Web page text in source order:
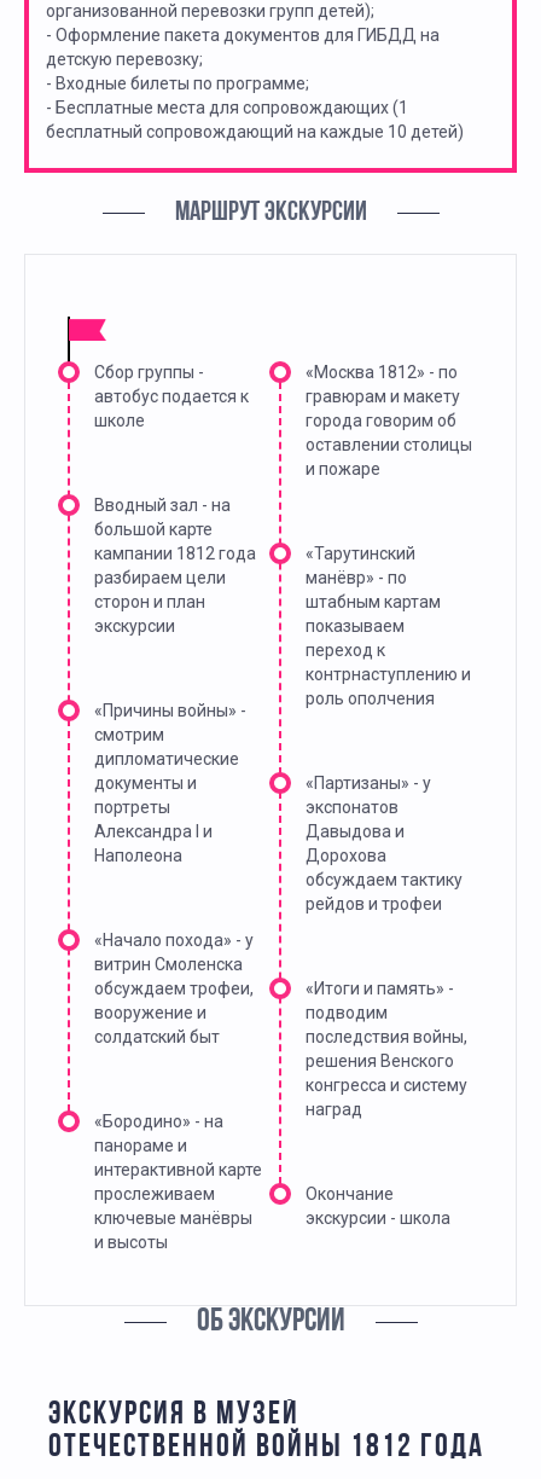
организованной перевозки групп детей);
- Оформление пакета документов для ГИБДД на
детскую перевозку;
- Входные билеты по программе;
- Бесплатные места для сопровождающих (1
бесплатный сопровождающий на каждые 10 детей)
МАРШРУТ ЭКСКУРСИИ
Сбор группы -
автобус подается к
школе
Вводный зал - на
большой карте
кампании 1812 года
разбираем цели
сторон и план
экскурсии
«Причины войны» -
смотрим
дипломатические
документы и
портреты
Александра I и
Наполеона
«Начало похода» - у
витрин Смоленска
обсуждаем трофеи,
вооружение и
солдатский быт
«Бородино» - на
панораме и
интерактивной карте
прослеживаем
ключевые манёвры
и высоты
«Москва 1812» - по
гравюрам и макету
города говорим об
оставлении столицы
и пожаре
«Тарутинский
манёвр» - по
штабным картам
показываем
переход к
контрнаступлению и
роль ополчения
«Партизаны» - у
экспонатов
Давыдова и
Дорохова
обсуждаем тактику
рейдов и трофеи
«Итоги и память» -
подводим
последствия войны,
решения Венского
конгресса и систему
наград
Окончание
экскурсии - школа
ОБ ЭКСКУРСИИ
ЭКСКУРСИЯ В МУЗЕЙ
ОТЕЧЕСТВЕННОЙ ВОЙНЫ 1812 ГОДА